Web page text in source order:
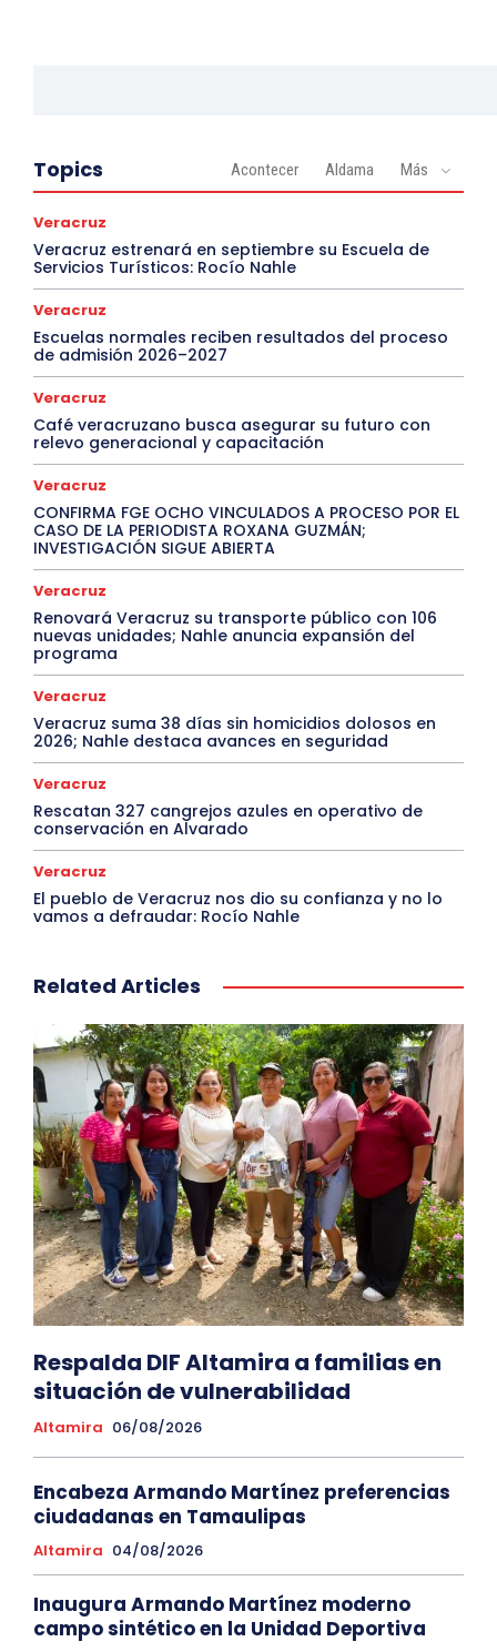
Topics Acontecer Aldama Más
Veracruz
Veracruz estrenará en septiembre su Escuela de
Servicios Turísticos: Rocío Nahle
Veracruz
Escuelas normales reciben resultados del proceso
de admisión 2026–2027
Veracruz
Café veracruzano busca asegurar su futuro con
relevo generacional y capacitación
Veracruz
CONFIRMA FGE OCHO VINCULADOS A PROCESO POR EL
CASO DE LA PERIODISTA ROXANA GUZMÁN;
INVESTIGACIÓN SIGUE ABIERTA
Veracruz
Renovará Veracruz su transporte público con 106
nuevas unidades; Nahle anuncia expansión del
programa
Veracruz
Veracruz suma 38 días sin homicidios dolosos en
2026; Nahle destaca avances en seguridad
Veracruz
Rescatan 327 cangrejos azules en operativo de
conservación en Alvarado
Veracruz
El pueblo de Veracruz nos dio su confianza y no lo
vamos a defraudar: Rocío Nahle
Related Articles
Respalda DIF Altamira a familias en
situación de vulnerabilidad
Altamira 06/08/2026
Encabeza Armando Martínez preferencias
ciudadanas en Tamaulipas
Altamira 04/08/2026
Inaugura Armando Martínez moderno
campo sintético en la Unidad Deportiva